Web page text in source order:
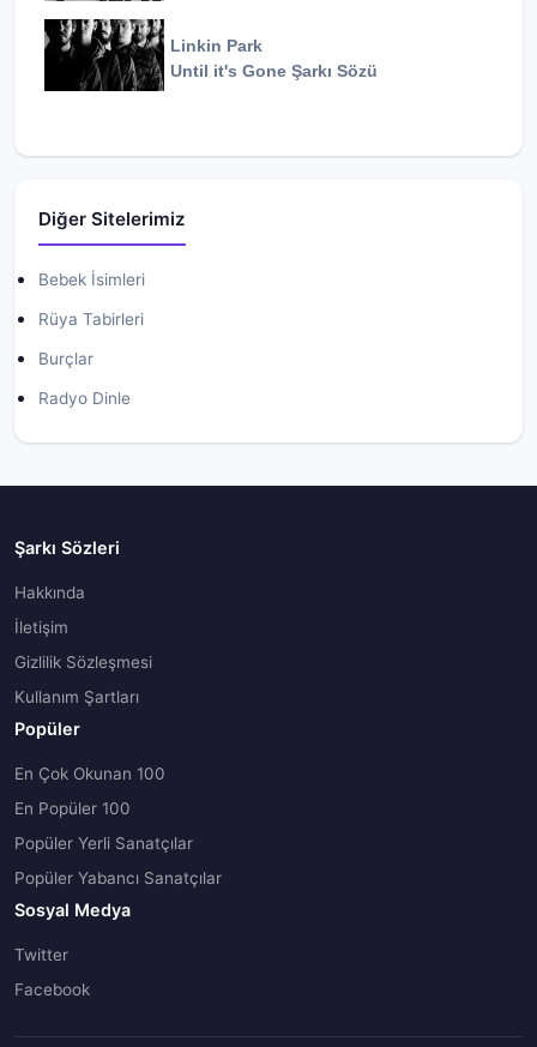
Linkin Park
Until it's Gone Şarkı Sözü
Diğer Sitelerimiz
Bebek İsimleri
Rüya Tabirleri
Burçlar
Radyo Dinle
Şarkı Sözleri
Hakkında
İletişim
Gizlilik Sözleşmesi
Kullanım Şartları
Popüler
En Çok Okunan 100
En Popüler 100
Popüler Yerli Sanatçılar
Popüler Yabancı Sanatçılar
Sosyal Medya
Twitter
Facebook